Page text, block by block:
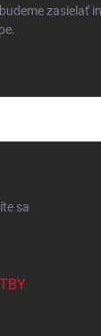
zasielať
sa